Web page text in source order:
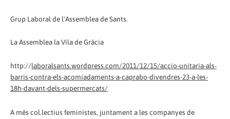
Grup Laboral de l'Assemblea de Sants.
La Assemblea la Vila de Gràcia
http://laboralsants.wordpress.com/2011/12/15/accio-unitaria-als-
barris-contra-els-acomiadaments-a-caprabo-divendres-23-a-les-
18h-davant-dels-supermercats/
A més col.lectius feministes, juntament a les companyes de